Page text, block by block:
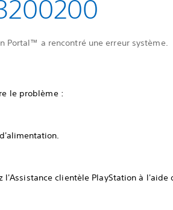
0200
Portal™ a rencontré une erreur système.
le problème :
l'Assistance clientèle PlayStation à l'aide